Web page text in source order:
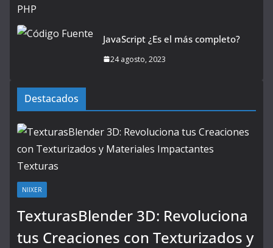
JavaScript ¿Es el más completo?
24 agosto, 2023
Destacados
NIIXER
TexturasBlender 3D: Revoluciona
tus Creaciones con Texturizados y